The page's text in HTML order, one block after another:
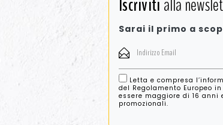
Iscrivitialla
Sarai il primo a
Letta e compresa
del Regolamento Europeo
essere maggiore di 16
promozionali.